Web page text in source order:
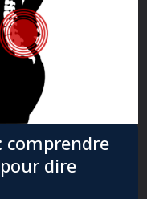
comprendre
dire